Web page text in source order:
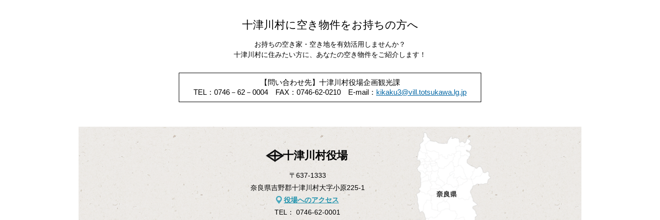
十津川村に空き物件を お持ちの方へ
お持ちの空き家・空き地を有効活用しませんか？
十津川村に住みたい方に、あなたの空き物件をご紹介します！
【問い合わせ先】十津川村役場企画観光課
TEL： 0746－62－0004 FAX：0746-62-0210 E-mail： kikaku3@vill.totsukawa.lg.jp
十津川村役場
〒637-1333
奈良県吉野郡十津川村大字小原225-1
役場へのアクセス
TEL： 0746-62-0001